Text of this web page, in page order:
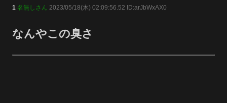
1 名無しさん 2023/05/18(木) 02:09:56.52 ID:arJbWxAX0
なんやこの臭さ